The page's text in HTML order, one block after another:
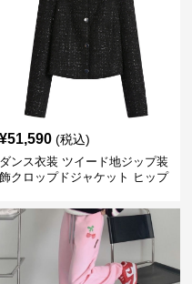
¥51,590 (税込)
ダンス衣装 ツイード地ジップ装
飾クロップドジャケット ヒップ